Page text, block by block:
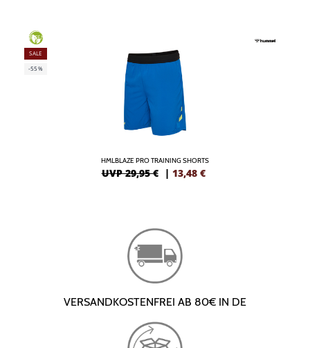
GREEN
SALE
-55%
HMLBLAZE PRO TRAINING SHORTS
UVP 29,95 € | 13,48 €
VERSANDKOSTENFREI AB 80€ IN DE